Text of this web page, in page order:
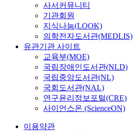
사서커뮤니티
기관회원
지식나눔(LOOK)
의학전자도서관(MEDLIS)
유관기관 사이트
교육부(MOE)
국립장애인도서관(NLD)
국립중앙도서관(NL)
국회도서관(NAL)
연구윤리정보포털(CRE)
사이언스온 (ScienceON)
이용약관